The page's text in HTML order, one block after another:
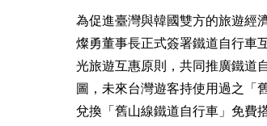
為促進臺灣與韓國雙方的旅遊經
燦勇董事長正式簽署鐵道自行車
光旅遊互惠原則，共同推廣鐵道
圖，未來台灣遊客持使用過之「
兌換「舊山線鐵道自行車」免費